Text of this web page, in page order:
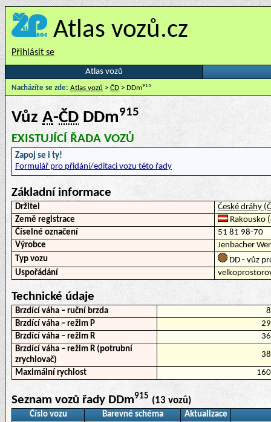
Atlas vozů.cz
Přihlásit se
Atlas vozů
Nacházíte se zde: Atlas vozů > ČD > DDm915
VůzA-ČD DDm915
EXISTUJÍCÍ ŘADA VOZŮ
Zapoj se i ty!
Formulář pro přidání/editaci vozu této řady
Základní informace
Držitel
České dráhy
Země registrace
Rakousko
Číselné označení
51 81 98-70
Výrobce
Jenbacher
Typ vozu
DD - vůz
Uspořádání
Technické údaje
Brzdící váha – ruční brzda
8
Brzdící váha – režim P
29
Brzdící váha – režim R
36
Brzdící váha – režim R (potrubní
zrychlovač)
38
Maximální rychlost
160
Seznam vozů řady DDm915 (13 vozů)
Číslo vozu Barevné schéma
Aktualizace